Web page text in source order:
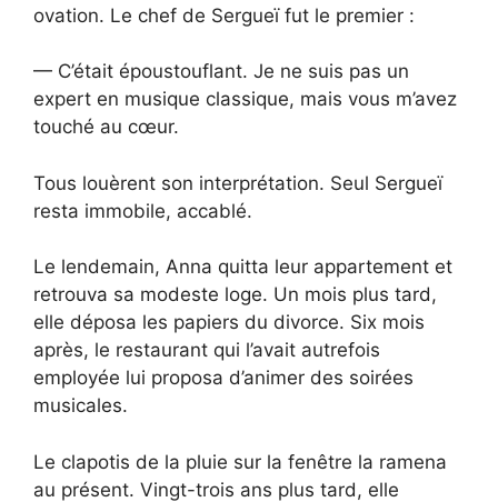
ovation. Le chef de Sergueï fut le premier :
— C’était époustouflant. Je ne suis pas un
expert en musique classique, mais vous m’avez
touché au cœur.
Tous louèrent son interprétation. Seul Sergueï
resta immobile, accablé.
Le lendemain, Anna quitta leur appartement et
retrouva sa modeste loge. Un mois plus tard,
elle déposa les papiers du divorce. Six mois
après, le restaurant qui l’avait autrefois
employée lui proposa d’animer des soirées
musicales.
Le clapotis de la pluie sur la fenêtre la ramena
au présent. Vingt-trois ans plus tard, elle